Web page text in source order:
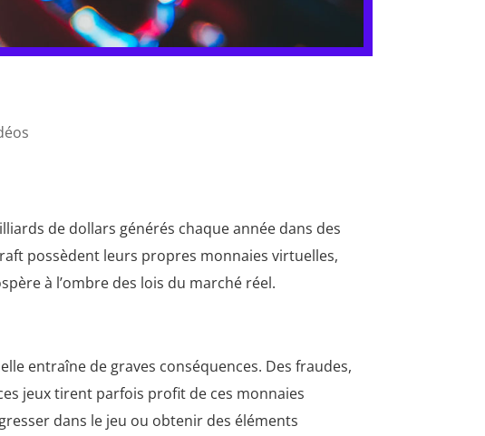
de dollars générés chaque année dans des
possèdent leurs propres monnaies virtuelles,
à l’ombre des lois du marché réel.
entraîne de graves conséquences. Des fraudes,
jeux tirent parfois profit de ces monnaies
dans le jeu ou obtenir des éléments